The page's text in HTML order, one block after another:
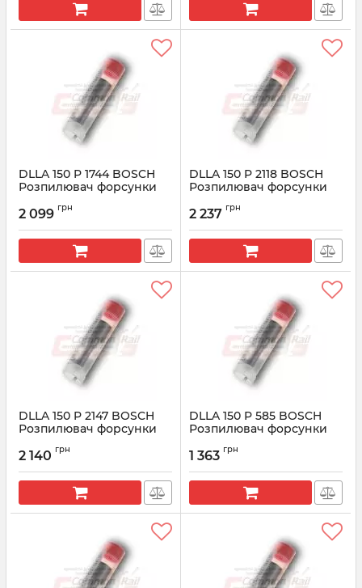
DLLA 150 P 1744 BOSCH
Розпилювач форсунки
Артикул: 0433172067
2 099 грн
DLLA 150 P 2118 BOSCH
Розпилювач форсунки
Артикул:
2 237 грн
DLLA 150 P 2147 BOSCH
Розпилювач форсунки
Артикул:
2 140 грн
DLLA 150 P 585 BOSCH
Розпилювач форсунки
Артикул:
1 363 грн